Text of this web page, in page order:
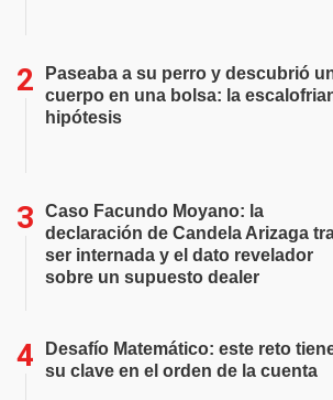
Paseaba a su perro y descubrió
cuerpo en una bolsa: la
hipótesis
Caso Facundo Moyano: la
declaración de Candela Arizaga
ser internada y el dato revelador
sobre un supuesto dealer
Desafío Matemático: este reto
su clave en el orden de la cuenta